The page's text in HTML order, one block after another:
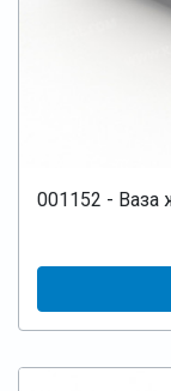
001152 - Ваза